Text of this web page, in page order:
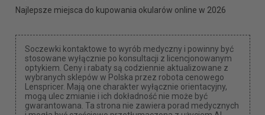
Najlepsze miejsca do kupowania okularów online w 2026
Soczewki kontaktowe to wyrób medyczny i powinny być
stosowane wyłącznie po konsultacji z licencjonowanym
optykiem. Ceny i rabaty są codziennie aktualizowane z
wybranych sklepów w Polska przez robota cenowego
Lenspricer. Mają one charakter wyłącznie orientacyjny,
mogą ulec zmianie i ich dokładność nie może być
gwarantowana. Ta strona nie zawiera porad medycznych